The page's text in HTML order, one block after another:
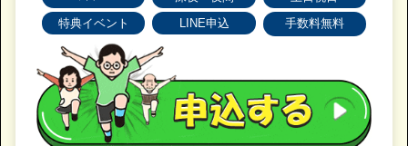
特典イベント
LINE申込 手数料無料